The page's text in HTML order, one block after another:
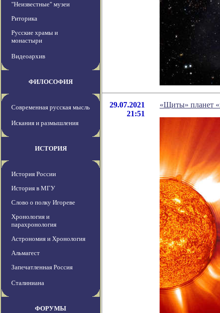
"Неизвестные" музеи
Риторика
Русские храмы и
монастыри
Видеоархив
ФИЛОСОФИЯ
Современная русская мысль
Искания и размышления
ИСТОРИЯ
История России
История в МГУ
Слово о полку Игореве
Хронология и
парахронология
Астрономия и Хронология
Альмагест
Запечатленная Россия
Сталиниана
ФОРУМЫ
29.07.2021
21:51
«Щиты» планет